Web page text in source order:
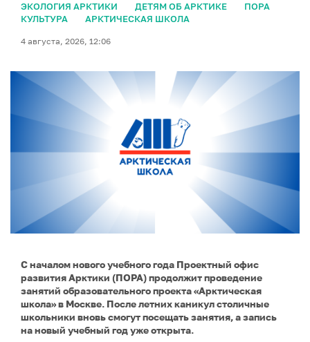
ЭКОЛОГИЯ АРКТИКИ ДЕТЯМ ОБ АРКТИКЕ
ПОРА
КУЛЬТУРА
АРКТИЧЕСКАЯ ШКОЛА
4 августа, 2026, 12:06
С началом нового учебного года Проектный офис
развития Арктики (ПОРА) продолжит проведение
занятий образовательного проекта «Арктическая
школа» в Москве. После летних каникул столичные
школьники вновь смогут посещать занятия, а запись
на новый учебный год уже открыта.